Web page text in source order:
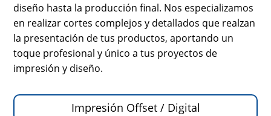
diseño hasta la producción final. Nos especializamos
en realizar cortes complejos y detallados que realzan
la presentación de tus productos, aportando un
toque profesional y único a tus proyectos de
impresión y diseño.
Impresión Offset / Digital